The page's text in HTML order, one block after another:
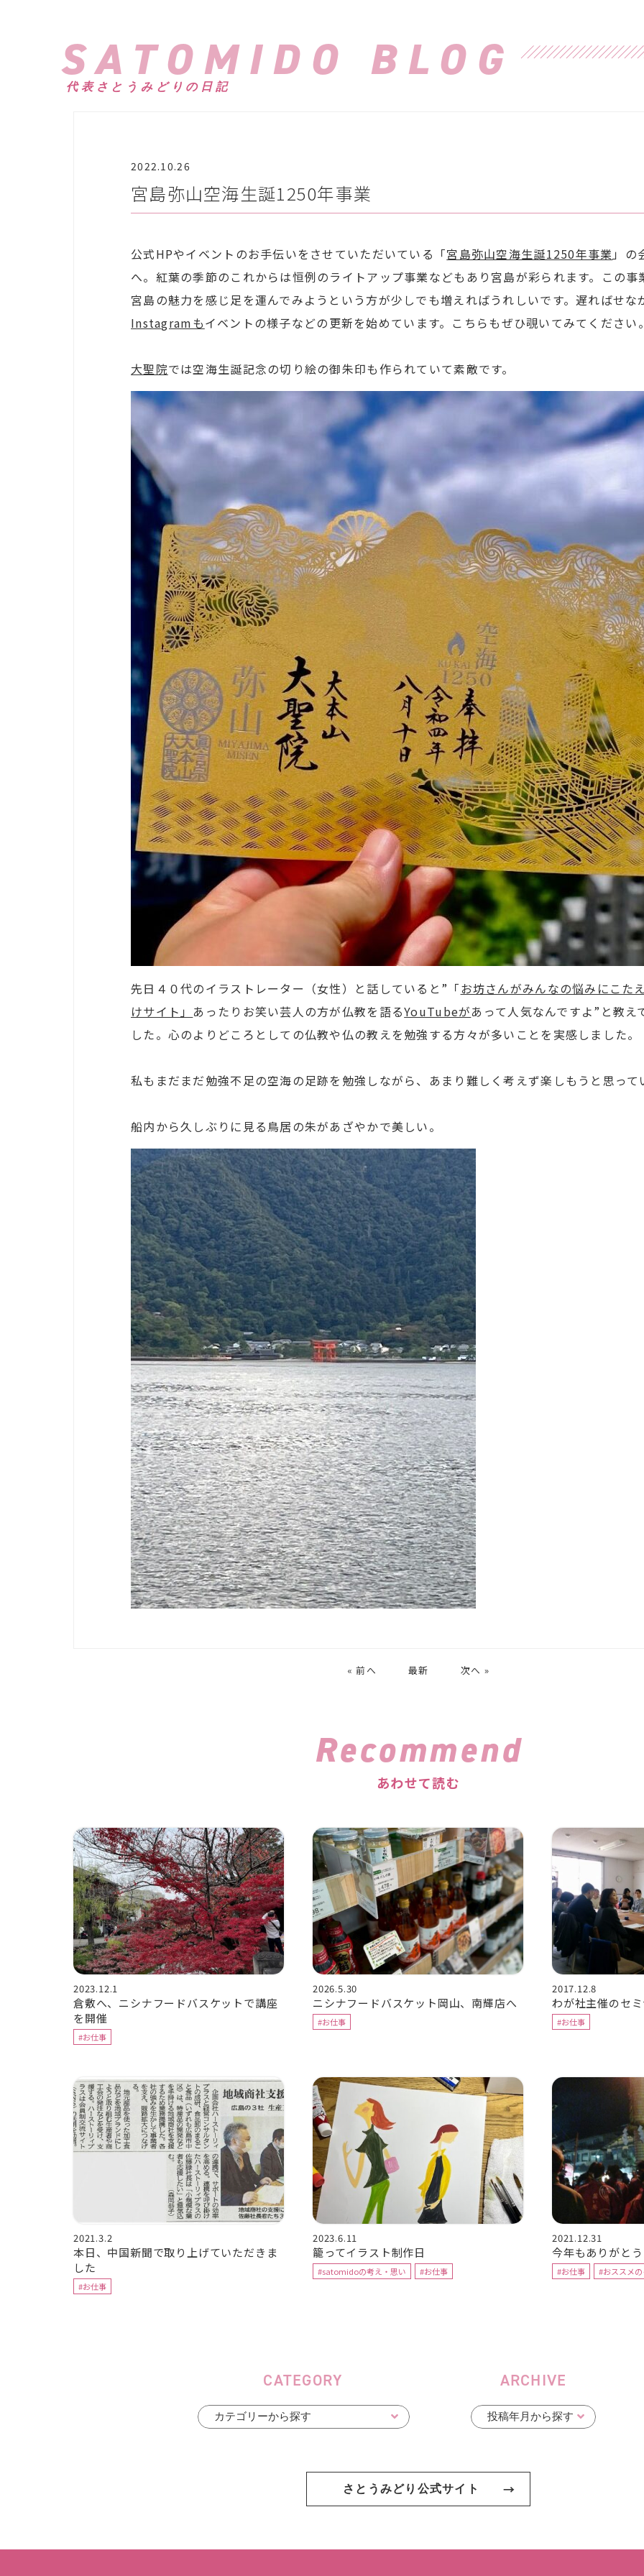
SATOMIDO BLOG
代表さとうみどりの日記
2022.10.26
宮島弥山空海生誕1250年事業
公式HPやイベントのお手伝いをさせていただいている「宮島弥山空海生誕1250年事業 」の
へ。紅葉の季節のこれからは恒例のライトアップ事業などもあり宮島が彩られます。この事
宮島の魅力を感じ足を運んでみようという方が少しでも増えればうれしいです。遅ればせな
Instagramもイベントの様子などの更新を始めています。こちらもぜひ覗いてみてください
大聖院では空海生誕記念の切り絵の御朱印も作られていて素敵です。
先日４０代のイラストレーター（女性）と話していると”「お坊さんがみんなの悩みにこた
けサイト」 あったりお笑い芸人の方が仏教を語るYouTubeがあって人気なんですよ”と教え
した。心のよりどころとしての仏教や仏の教えを勉強する方々が多いことを実感しました。
私もまだまだ勉強不足の空海の足跡を勉強しながら、あまり難しく考えず楽しもうと思って
船内から久しぶりに見る鳥居の朱があざやかで美しい。
« 前へ 最新 次へ »
Recommend
あわせて読む
2023.12.1
倉敷へ、ニシナフードバスケットで講座
を開催
#お仕事
2026.5.30
ニシナフードバスケット岡山、南輝店へ
#お仕事
2017.12.8
わが社主催のセ
#お仕事
2021.3.2
本日、中国新聞で取り上げていただきま
した
#お仕事
2023.6.11
籠ってイラスト制作日
#satomidoの考え・思い #お仕事
2021.12.31
今年もありがと
#お仕事 #おススメ
CATEGORY ARCHIVE
さとうみどり公式サイト